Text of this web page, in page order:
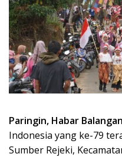
Paringin, Habar Balangan
Indonesia yang ke-79
Sumber Rejeki,